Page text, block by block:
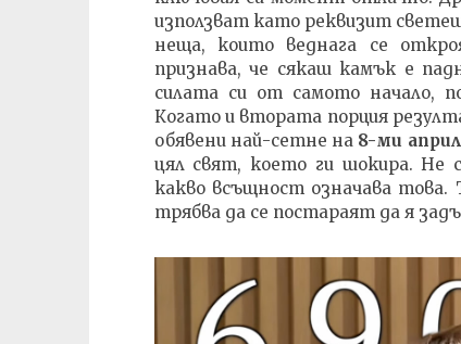
използват като реквизит
неща, които веднага се
признава, че сякаш камък е
силата си от самото начало,
Когато и втората порция
обявени най-сетне на 8-ми април
цял свят, което ги шокира. Не
какво всъщност означава това.
трябва да се постараят да я